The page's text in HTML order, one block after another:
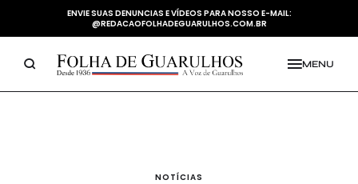
ENVIE SUAS DENUNCIAS E VÍDEOS PARA NOSSO E-MAIL:
@REDACAOFOLHADEGUARULHOS.COM.BR
MENU
NOTÍCIAS